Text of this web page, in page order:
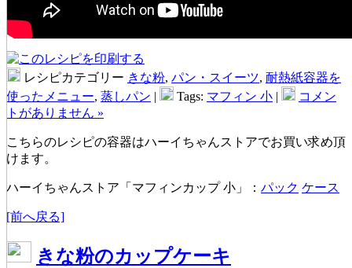
レシピカテゴリー きな粉, パン・スイーツ, 耐熱紙容器を
使ったメニュー, 蒸しパン | Tags: マフィン 小 |
コメン
トがありません »
こちらのレシピの容器はハーイちゃんストアでお買い求め頂
けます。
ハーイちゃんストア「マフィンカップ 小」： パック ケース
[前へ戻る]
きな粉のカップケーキ